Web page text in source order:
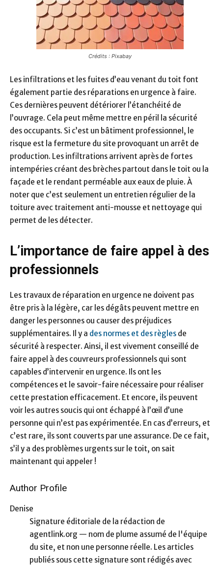
Crédits : Pixabay
Les infiltrations et les fuites d’eau venant du toit font
également partie des réparations en urgence à faire.
Ces dernières peuvent détériorer l’étanchéité de
l’ouvrage. Cela peut même mettre en péril la sécurité
des occupants. Si c’est un bâtiment professionnel, le
risque est la fermeture du site provoquant un arrêt de
production. Les infiltrations arrivent après de fortes
intempéries créant des brèches partout dans le toit ou la
façade et le rendant perméable aux eaux de pluie. À
noter que c’est seulement un entretien régulier de la
toiture avec traitement anti-mousse et nettoyage qui
permet de les détecter.
L’importance de faire appel à des
professionnels
Les travaux de réparation en urgence ne doivent pas
être pris à la légère, car les dégâts peuvent mettre en
danger les personnes ou causer des préjudices
supplémentaires. Il y a des normes et des règles de
sécurité à respecter. Ainsi, il est vivement conseillé de
faire appel à des couvreurs professionnels qui sont
capables d’intervenir en urgence. Ils ont les
compétences et le savoir-faire nécessaire pour réaliser
cette prestation efficacement. Et encore, ils peuvent
voir les autres soucis qui ont échappé à l’œil d’une
personne qui n’est pas expérimentée. En cas d’erreurs, et
c’est rare, ils sont couverts par une assurance. De ce fait,
s’il y a des problèmes urgents sur le toit, on sait
maintenant qui appeler !
Author Profile
Denise
Signature éditoriale de la rédaction de
agentlink.org — nom de plume assumé de l'équipe
du site, et non une personne réelle. Les articles
publiés sous cette signature sont rédigés avec